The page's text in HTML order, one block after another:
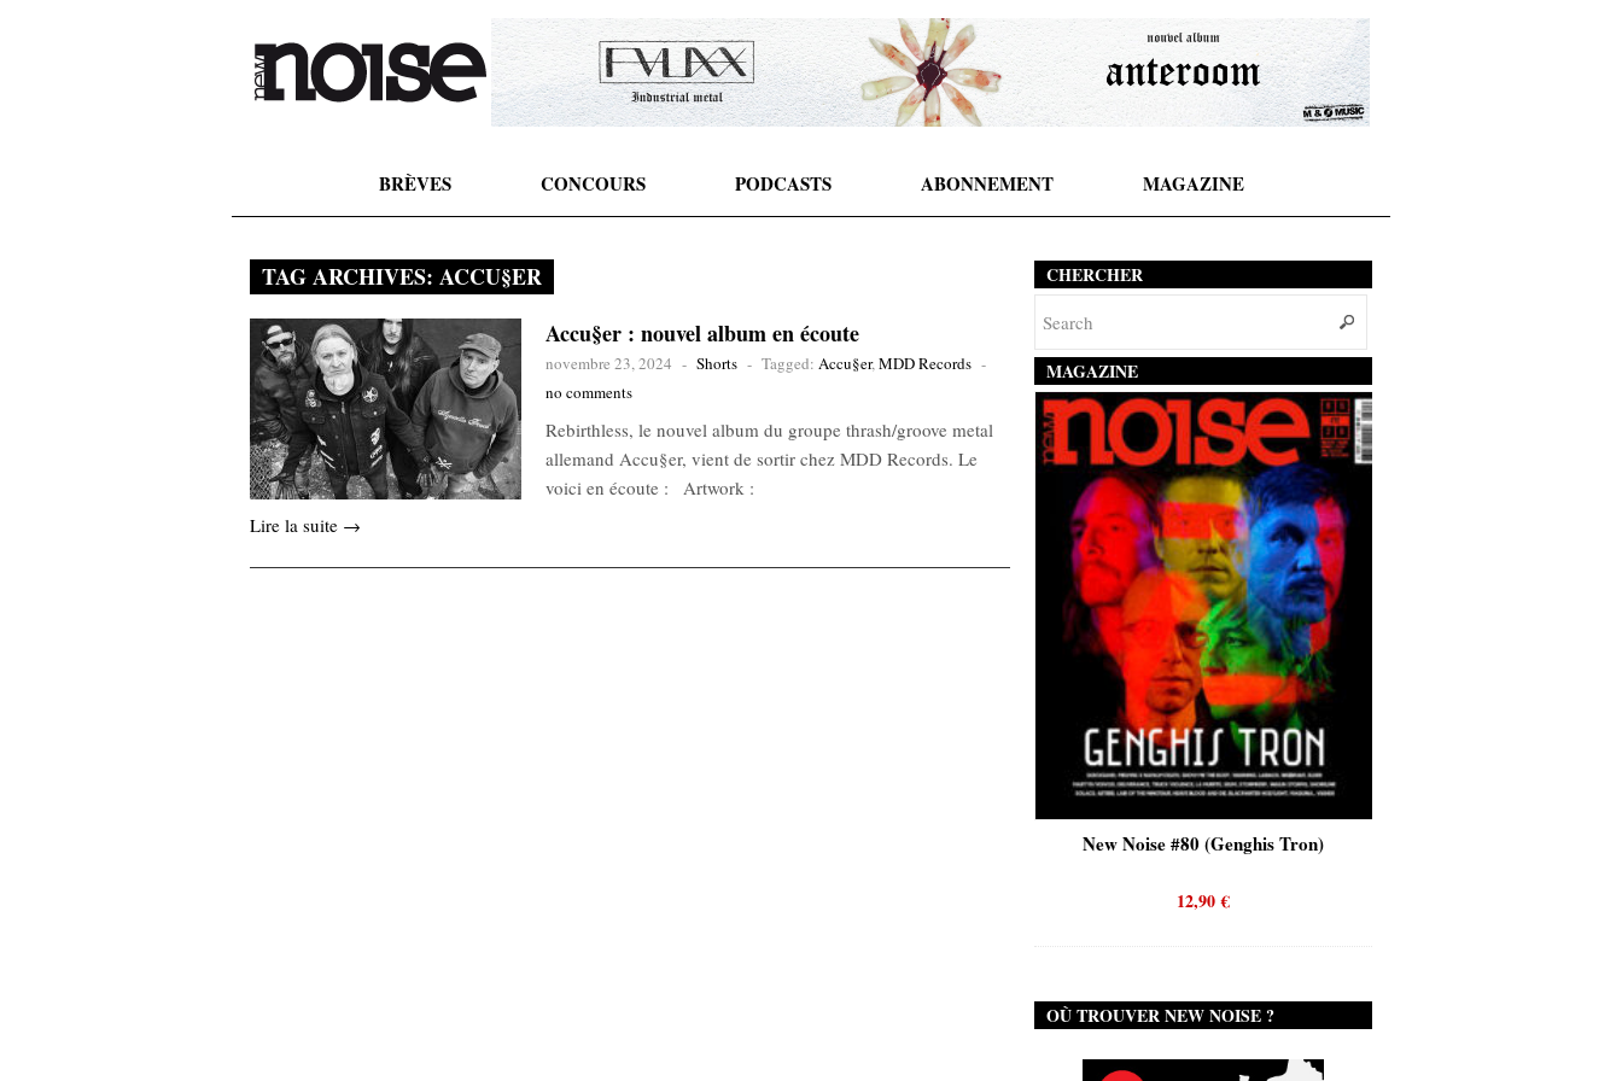
BRÈVES CONCOURS PODCASTS ABONNEMENT MAGAZINE
TAG ARCHIVES: ACCU§ER
Accu§er : nouvel album en écoute
novembre 23, 2024 - Shorts - Tagged: Accu§er,MDD Records -
no comments
Rebirthless, le nouvel album du groupe thrash/groove metal
allemand Accu§er, vient de sortir chez MDD Records. Le
voici en écoute : Artwork :
Lire la suite →
CHERCHER
MAGAZINE
New Noise #80 (Genghis Tron)
12,90€
OÙ TROUVER NEW NOISE ?